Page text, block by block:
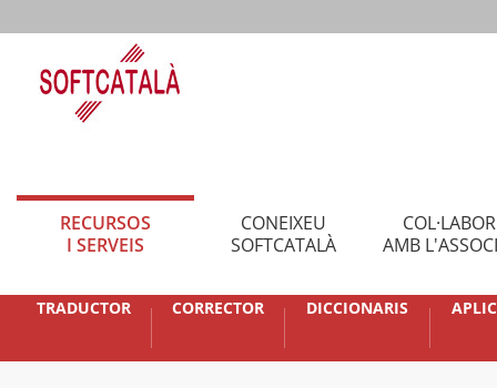
RECURSOS
I SERVEIS
CONEIXEU
SOFTCATALÀ
AMB
TRADUCTOR CORRECTOR DICCIONARIS